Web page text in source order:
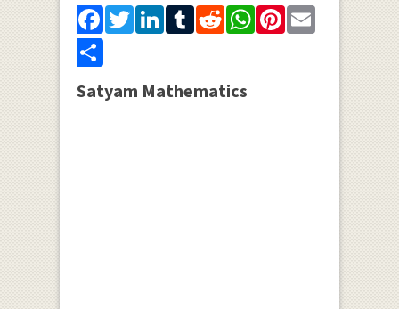
Facebook
Twitter
LinkedIn
Tumblr
Reddit
WhatsApp
Pinterest
Email
Share
Satyam Mathematics